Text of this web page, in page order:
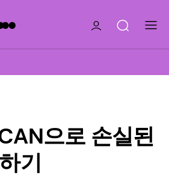
으로 손실된
기